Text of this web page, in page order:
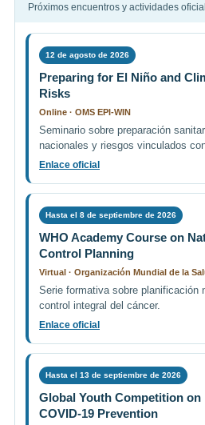
Próximos encuentros y actividades
12 de agosto de 2026
Preparing for El Niño and
Risks
Online · OMS EPI-WIN
Seminario sobre preparación
nacionales y riesgos vinculados
Enlace oficial
Hasta el 8 de septiembre de 2026
WHO Academy Course on
Control Planning
Virtual · Organización Mundial de la
Serie formativa sobre planificación
control integral del cáncer.
Enlace oficial
Hasta el 13 de septiembre de 2026
Global Youth Competition on
COVID-19 Prevention